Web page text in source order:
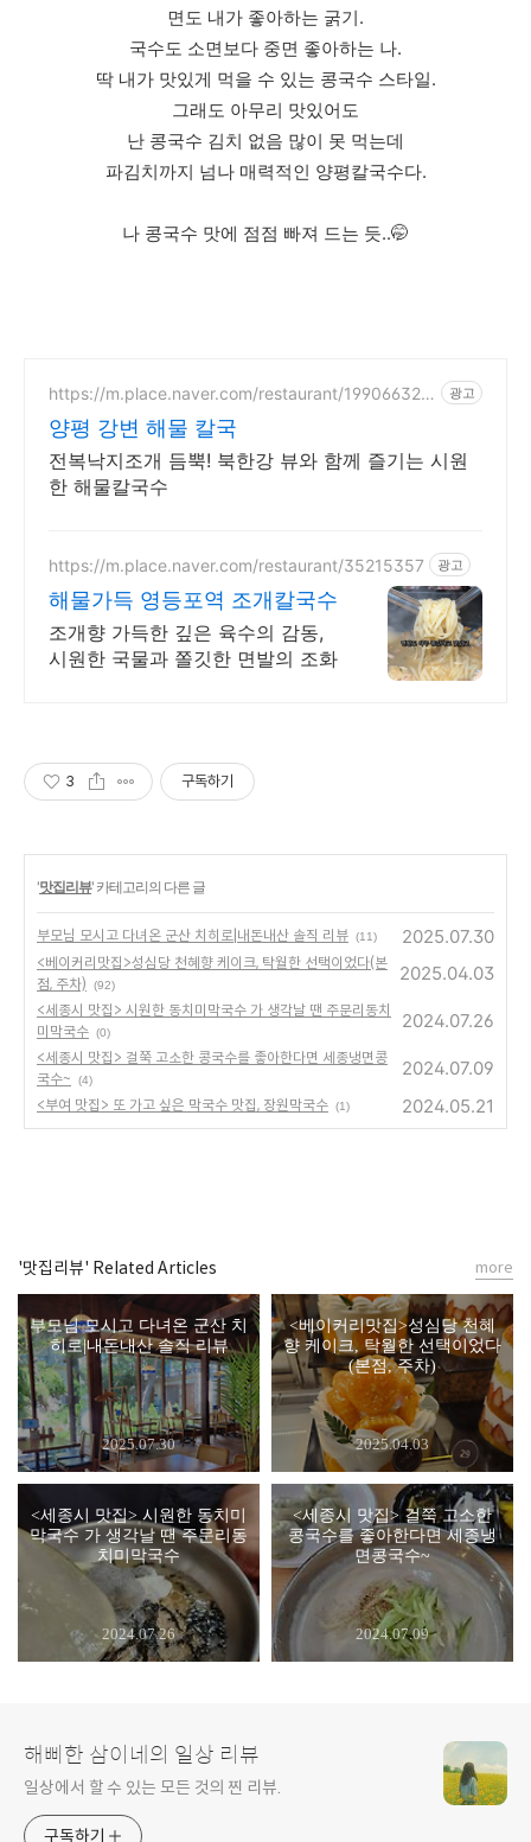
면도 내가 좋아하는 굵기.
국수도 소면보다 중면 좋아하는 나.
딱 내가 맛있게 먹을 수 있는 콩국수 스타일.
그래도 아무리 맛있어도
난 콩국수 김치 없음 많이 못 먹는데
파김치까지 넘나 매력적인 양평칼국수다.
나 콩국수 맛에 점점 빠져 드는 듯..🤭
https://m.place.naver.com/restaurant/199066327
광고
양평 강변 해물 칼국
전복낙지조개 듬뿍! 북한강 뷰와 함께 즐기는 시원
한 해물칼국수
https://m.place.naver.com/restaurant/35215357 광고
해물가득 영등포역 조개칼국수
조개향 가득한 깊은 육수의 감동,
시원한 국물과 쫄깃한 면발의 조화
3 구독하기
'맛집리뷰' 카테고리의 다른 글
부모님 모시고 다녀온 군산 치히로|내돈내산 솔직 리뷰 (11) 2025.07.30
<베이커리맛집>성심당 천혜향 케이크, 탁월한 선택이었다(본
점, 주차)
(92)
2025.04.03
<세종시 맛집> 시원한 동치미막국수 가 생각날 땐 주문리동치
미막국수 (0)
2024.07.26
<세종시 맛집> 걸쭉 고소한 콩국수를 좋아한다면 세종냉면콩
국수~
(4)
2024.07.09
<부여 맛집> 또 가고 싶은 막국수 맛집, 장원막국수 (1) 2024.05.21
'맛집리뷰' Related Articles
부모님 모시고 다녀온 군산 치
히로|내돈내산 솔직 리뷰
2025.07.30
<베이커리맛집>성심당 천혜
향 케이크, 탁월한 선택이었다
(본점, 주차)
2025.04.03
<세종시 맛집> 시원한 동치미
막국수 가 생각날 땐 주문리동
치미막국수
2024.07.26
<세종시 맛집> 걸쭉 고소한
콩국수를 좋아한다면 세종냉
면콩국수~
2024.07.09
more
해삐한 삼이네의 일상 리뷰
일상에서 할 수 있는 모든 것의 찐 리뷰.
구독하기